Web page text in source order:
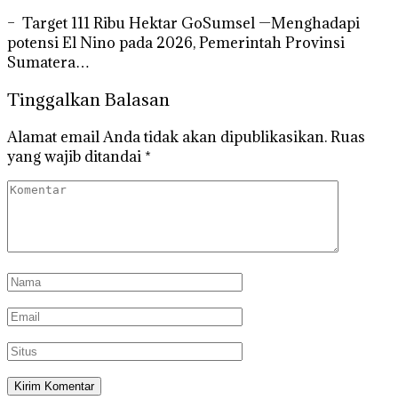
– Target 111 Ribu Hektar GoSumsel —Menghadapi
potensi El Nino pada 2026, Pemerintah Provinsi
Sumatera…
Tinggalkan Balasan
Alamat email Anda tidak akan dipublikasikan.Ruas
yang wajib ditandai *